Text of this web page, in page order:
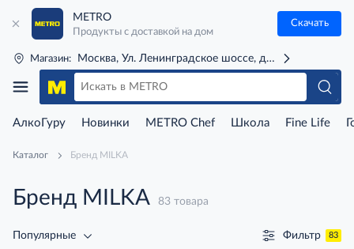
METRO
Продукты с доставкой на дом
Скачать
Магазин: Москва, Ул. Ленинградское шоссе, д. 71Г (м. Речной
АлкоГуру Новинки METRO Chef Школа Fine Life
Каталог Бренд MILKA
Бренд MILKA 83 товара
Популярные Фильтр 83